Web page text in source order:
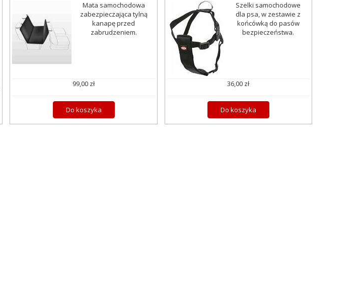
Mata samochodowa
zabezpieczająca tylną
kanapę przed
zabrudzeniem.
99,00 zł
Do koszyka
Szelki samochodowe
dla psa, w zestawie z
końcówką do pasów
bezpieczeństwa.
36,00 zł
Do koszyka